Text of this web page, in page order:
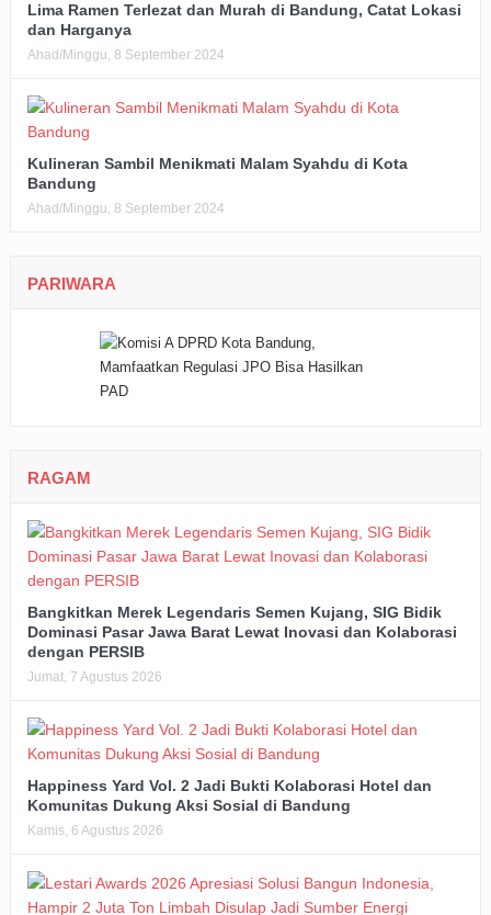
Lima Ramen Terlezat dan Murah di Bandung, Catat Lokasi
dan Harganya
Ahad/Minggu, 8 September 2024
Kulineran Sambil Menikmati Malam Syahdu di Kota
Bandung
Ahad/Minggu, 8 September 2024
PARIWARA
RAGAM
Bangkitkan Merek Legendaris Semen Kujang, SIG Bidik
Dominasi Pasar Jawa Barat Lewat Inovasi dan Kolaborasi
dengan PERSIB
Jumat, 7 Agustus 2026
Happiness Yard Vol. 2 Jadi Bukti Kolaborasi Hotel dan
Komunitas Dukung Aksi Sosial di Bandung
Kamis, 6 Agustus 2026